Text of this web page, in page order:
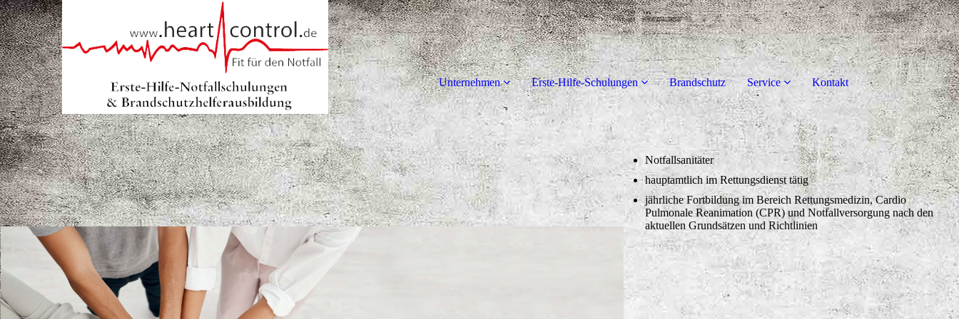
Unternehmen Erste-Hilfe-Schulungen Brandschutz Service Kontakt
Notfallsanitäter
hauptamtlich im Rettungsdienst tätig
jährliche Fortbildung im Bereich Rettungsmedizin, Cardio
Pulmonale Reanimation (CPR) und Notfallversorgung nach den
aktuellen Grundsätzen und Richtlinien